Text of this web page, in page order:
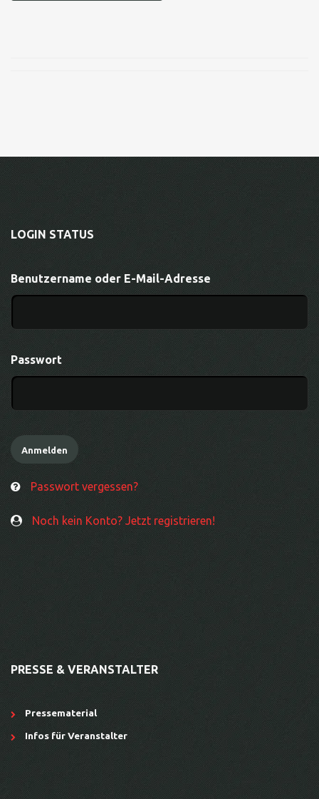
LOGIN STATUS
Benutzername oder E-Mail-Adresse
Passwort
Passwort vergessen?
Noch kein Konto? Jetzt registrieren!
PRESSE & VERANSTALTER
Pressematerial
Infos für Veranstalter